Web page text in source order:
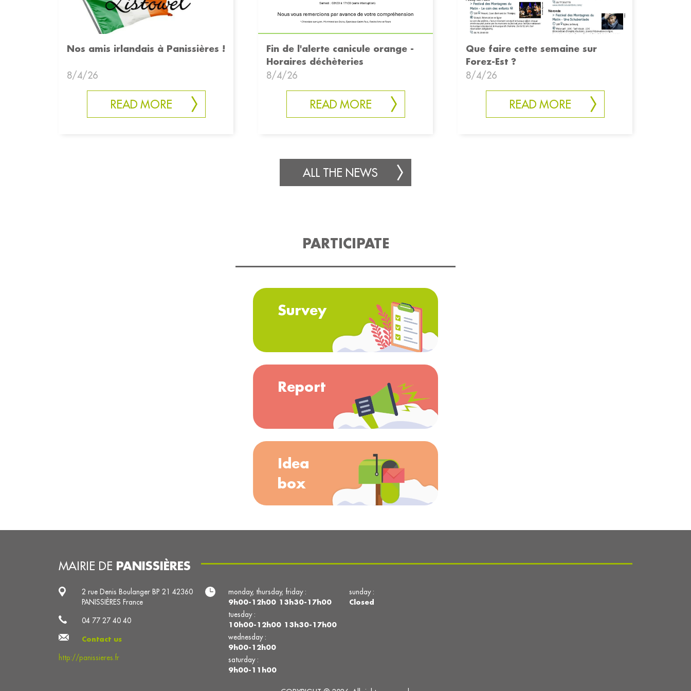
Nos amis irlandais à Panissières !
8/4/26
READ MORE
Fin de l'alerte canicule orange -
Horaires déchèteries
8/4/26
READ MORE
Que faire cette semaine sur
Forez-Est ?
8/4/26
READ MORE
ALL THE NEWS
PARTICIPATE
Survey
Report
Idea
box
MAIRIE DE PANISSIÈRES
2 rue Denis Boulanger BP 21 42360
PANISSIÈRES France
04 77 27 40 40
Contact us
http://panissieres.fr
monday, thursday, friday :
9h00-12h00 13h30-17h00
tuesday :
10h00-12h00 13h30-17h00
wednesday :
9h00-12h00
saturday :
9h00-11h00
sunday :
Closed